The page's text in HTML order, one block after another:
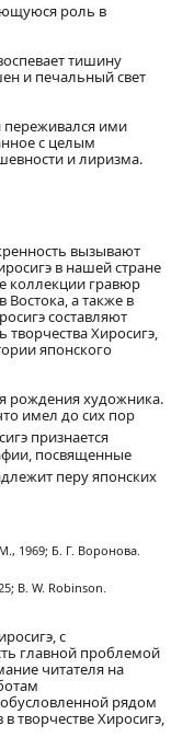
роль в
тишину
и печальный свет
переживался ими
с целым
и лиризма.
вызывают
в нашей стране
коллекции гравюр
а также в
составляют
Хиросигэ,
японского
рождения художника.
имел до сих пор
признается
посвященные
перу японских
1969; Б. Г. Воронова.
B. W. Robinson.
с
главной проблемой
читателя на
рядом
творчестве Хиросигэ,